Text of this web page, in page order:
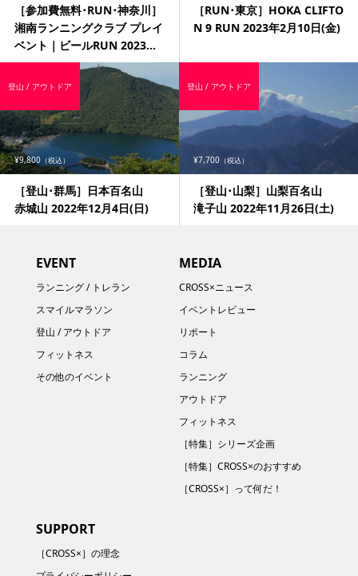
［参加費無料･RUN･神奈川］
湘南ランニングクラブ プレイ
ベント｜ビールRUN 2023...
［RUN･東京］HOKA CLIFTO
N 9 RUN 2023年2月10日(金)
¥9,800 （税込）
［登山･群馬］日本百名山
赤城山 2022年12月4日(日)
登山 / アウトドア
¥7,700 （税込）
［登山･山梨］山梨百名山
滝子山 2022年11月26日(土)
登山 / アウトドア
EVENT
ランニング / トレラン
スマイルマラソン
登山 / アウトドア
フィットネス
その他のイベント
MEDIA
CROSS×ニュース
イベントレビュー
リポート
コラム
ランニング
アウトドア
フィットネス
［特集］シリーズ企画
［特集］CROSS×のおすすめ
［CROSS×］って何だ！
SUPPORT
［CROSS×］の理念